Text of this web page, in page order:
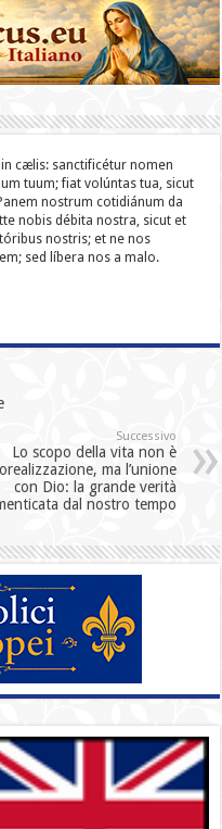
cælis: sanc­ti­ficétur nomen
tuum; fiat volúntas tua, sicut
nostrum cotidiánum da
nobis débita nostra, sicut et
nostris; et ne nos
sed líbera nos a malo.
Successivo
Lo scopo della vita non è
ma l’unione
con Dio: la grande verità
dal nostro tempo